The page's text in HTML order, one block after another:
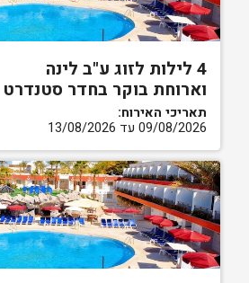
4 לילות לזוג ע"ב לינה
וארוחת בוקר בחדר סטנדרט
תאריכי האירוח:
09/08/2026 עד 13/08/2026